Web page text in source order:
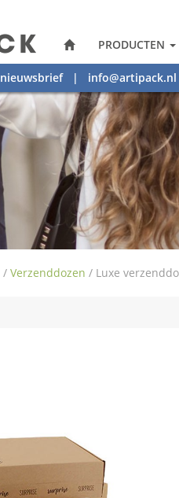
PRODUCTEN
nieuwsbrief| info@artipack.nl
/ Verzenddozen / Luxe